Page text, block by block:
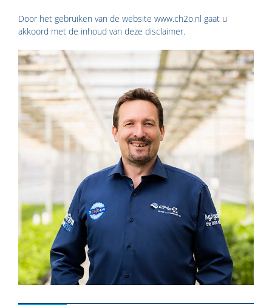
Door het gebruiken van de website www.ch2o.nl gaat u
akkoord met de inhoud van deze disclaimer.